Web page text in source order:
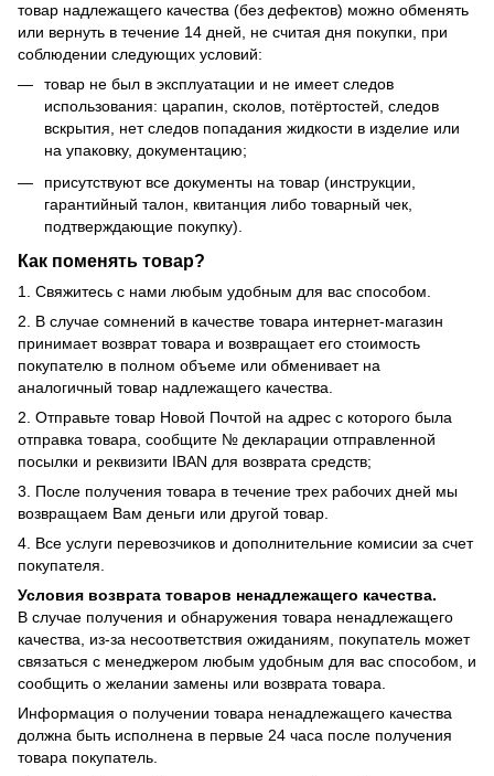
товар надлежащего качества (без дефектов) можно обменять
или вернуть в течение 14 дней, не считая дня покупки, при
соблюдении следующих условий:
товар не был в эксплуатации и не имеет следов
использования: царапин, сколов, потёртостей, следов
вскрытия, нет следов попадания жидкости в изделие или
на упаковку, документацию;
присутствуют все документы на товар (инструкции,
гарантийный талон, квитанция либо товарный чек,
подтверждающие покупку).
Как поменять товар?
1. Свяжитесь с нами любым удобным для вас способом.
2. В случае сомнений в качестве товара интернет-магазин
принимает возврат товара и возвращает его стоимость
покупателю в полном объеме или обменивает на
аналогичный товар надлежащего качества.
2. Отправьте товар Новой Почтой на адрес с которого была
отправка товара, сообщите № декларации отправленной
посылки и реквизити IBAN для возврата средств;
3. После получения товара в течение трех рабочих дней мы
возвращаем Вам деньги или другой товар.
4. Все услуги перевозчиков и дополнительние комисии за счет
покупателя.
Условия возврата товаров ненадлежащего качества.
В случае получения и обнаружения товара ненадлежащего
качества, из-за несоответствия ожиданиям, покупатель может
связаться с менеджером любым удобным для вас способом, и
сообщить о желании замены или возврата товара.
Информация о получении товара ненадлежащего качества
должна быть исполнена в первые 24 часа после получения
товара покупатель.